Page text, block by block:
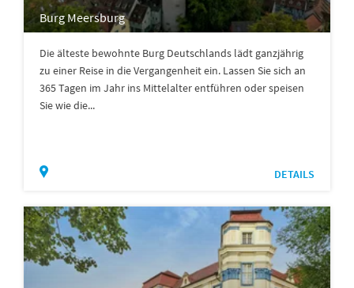
Burg Meersburg
Die älteste bewohnte Burg Deutschlands lädt ganzjährig
zu einer Reise in die Vergangenheit ein. Lassen Sie sich an
365 Tagen im Jahr ins Mittelalter entführen oder speisen
Sie wie die...
DETAILS